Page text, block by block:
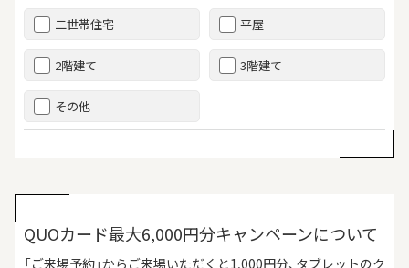
二世帯住宅 平屋
2階建て 3階建て
その他
QUOカード最大6,000円分キャンペーンについて
「ご来場予約」からご来場いただくと1,000円分、タブレットのク